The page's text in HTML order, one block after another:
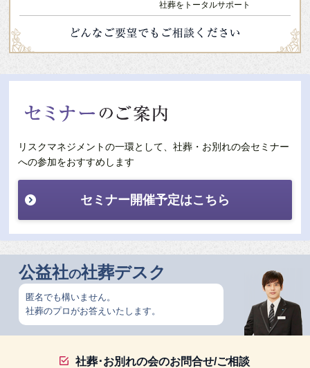
社葬をトータルサポート
リスクマネジメントの一環として、社葬・お別れの会セミナー
への参加をおすすめします
セミナー開催予定はこちら
公益社の社葬デスク
匿名でも構いません。
社葬のプロがお答えいたします。
社葬･お別れの会のお問合せ/ご相談